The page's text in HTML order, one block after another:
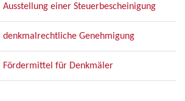
Ausstellung einer Steuerbescheinigung
denkmalrechtliche Genehmigung
Fördermittel für Denkmäler